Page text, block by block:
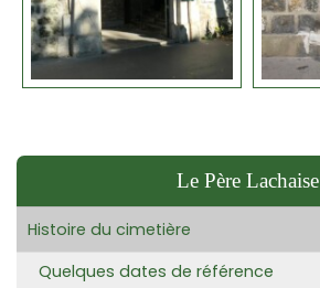
Le Père Lachaise
Histoire du cimetière
Quelques dates de référence